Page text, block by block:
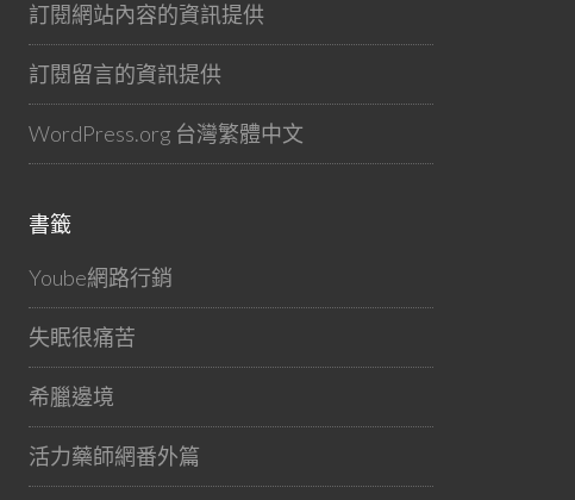
訂閱網站內容的資訊提供
訂閱留言的資訊提供
WordPress.org 台灣繁體中文
書籤
Yoube網路行銷
失眠很痛苦
希臘邊境
活力藥師網番外篇